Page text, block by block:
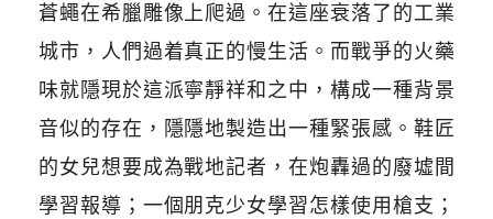
蒼蠅在希臘雕像上爬過。在這座衰落了的工業
城市，人們過着真正的慢生活。而戰爭的火藥
味就隱現於這派寧靜祥和之中，構成一種背景
音似的存在，隱隱地製造出一種緊張感。鞋匠
的女兒想要成為戰地記者，在炮轟過的廢墟間
學習報導；一個朋克少女學習怎樣使用槍支；